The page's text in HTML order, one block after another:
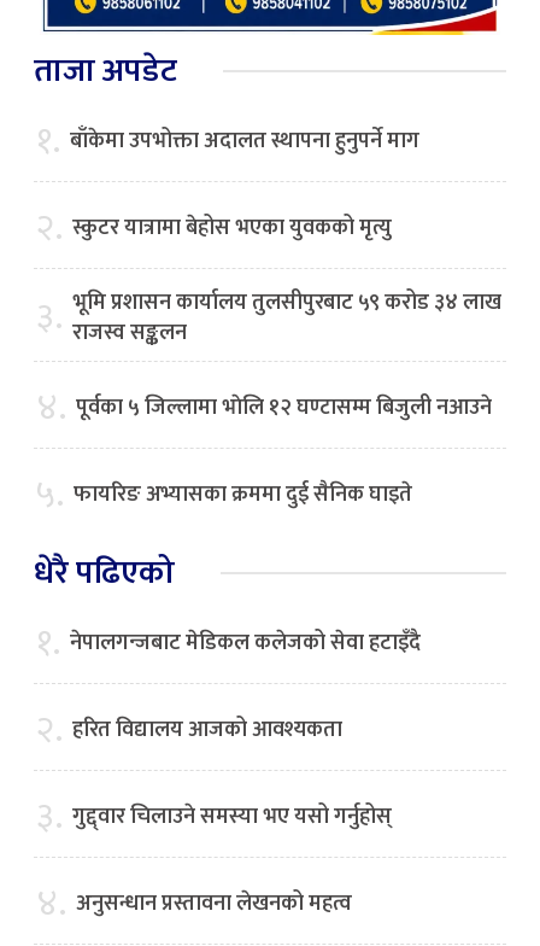
ताजा अपडेट
१. बाँकेमा उपभोक्ता अदालत स्थापना हुनुपर्ने माग
२. स्कुटर यात्रामा बेहोस भएका युवकको मृत्यु
३. भूमि प्रशासन कार्यालय तुलसीपुरबाट ५९ करोड ३४ लाख
राजस्व सङ्कलन
४. पूर्वका ५ जिल्लामा भाेलि १२ घण्टासम्म बिजुली नआउने
५. फायरिङ अभ्यासका क्रममा दुई सैनिक घाइते
धेरै पढिएको
१. नेपालगन्जबाट मेडिकल कलेजको सेवा हटाइँदै
२. हरित विद्यालय आजको आवश्यकता
३. गुद्द्वार चिलाउने समस्या भए यसो गर्नुहोस्
४. अनुसन्धान प्रस्तावना लेखनको महत्व